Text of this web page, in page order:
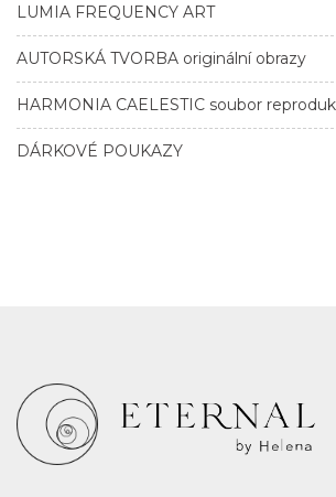
LUMIA FREQUENCY ART
AUTORSKÁ TVORBA originální obrazy
HARMONIA CAELESTIC soubor
DÁRKOVÉ POUKAZY